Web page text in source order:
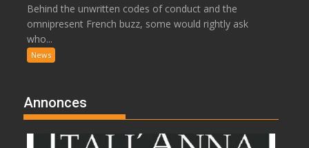
Behind the unwritten codes of conduct and the
omnipresent French buzz, some would rightly ask
who...
News
Annonces